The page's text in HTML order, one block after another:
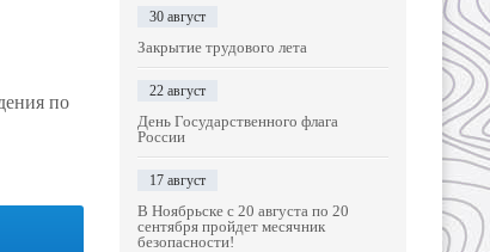
по
30 август
Закрытие трудового лета
22 август
День Государственного флага
России
17 август
В Ноябрьске с 20 августа по 20
сентября пройдет месячник
безопасности!